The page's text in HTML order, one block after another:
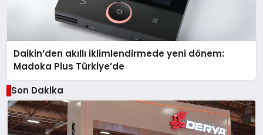
Daikin’den akıllı iklimlendirmede yeni dönem:
Madoka Plus Türkiye’de
Son Dakika